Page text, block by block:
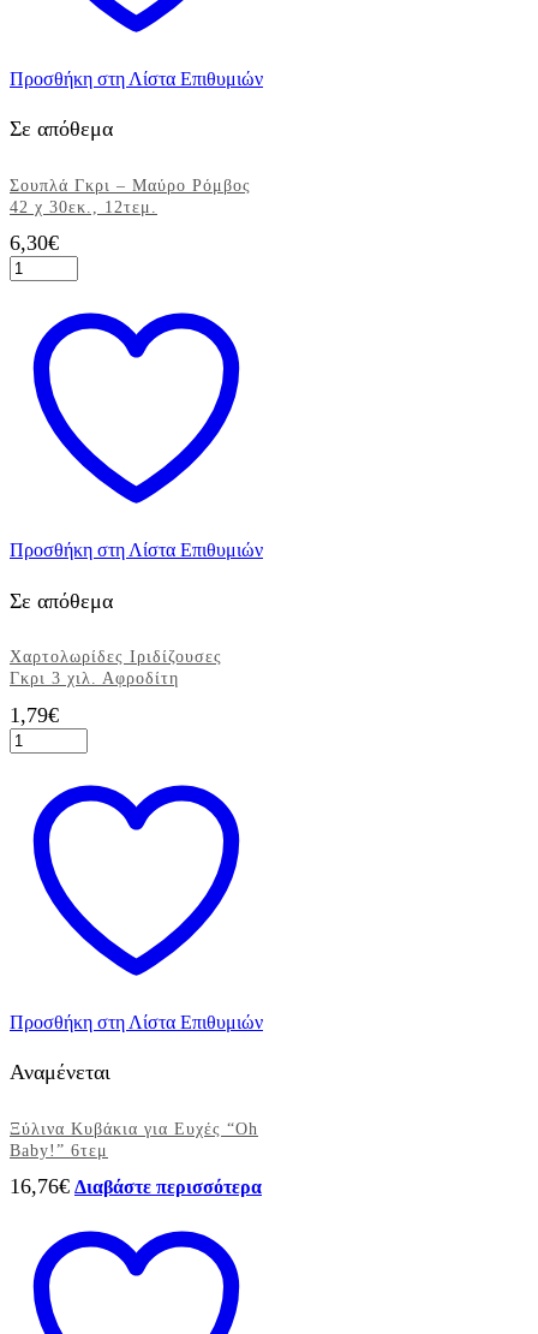
Προσθήκη στη Λίστα Επιθυμιών
Σε απόθεμα
Σουπλά Γκρι – Μαύρο Ρόμβος
42 χ 30εκ., 12τεμ.
6,30€
Σουπλά
Γκρι
Μαύρο
Ρόμβος
30εκ.,
12τεμ.
ποσότητα
Προσθήκη στη Λίστα Επιθυμιών
Σε απόθεμα
Χαρτολωρίδες Ιριδίζουσες
Γκρι 3 χιλ. Αφροδίτη
1,79€
Χαρτολωρίδες
Ιριδίζουσες
χιλ.
Αφροδίτη
ποσότητα
Προσθήκη στη Λίστα Επιθυμιών
Αναμένεται
Ξύλινα Κυβάκια για Ευχές “Oh
Baby!” 6τεμ
16,76€ Διαβάστε περισσότερα